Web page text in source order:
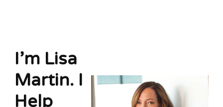
I’m Lisa
Martin. I
Help